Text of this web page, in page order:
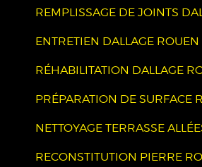
REMPLISSAGE DE JOINTS
ENTRETIEN DALLAGE ROUEN
RÉHABILITATION DALLAGE
PRÉPARATION DE SURFACE
NETTOYAGE TERRASSE
RECONSTITUTION PIERRE